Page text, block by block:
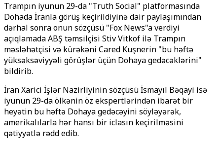
Trampın iyunun 29-da "Truth Social" platformasında
Dohada İranla görüş keçirildiyinə dair paylaşımından
dərhal sonra onun sözçüsü "Fox News"a verdiyi
açıqlamada ABŞ təmsilçisi Stiv Vitkof ilə Trampın
məsləhətçisi və kürəkəni Cared Kuşnerin "bu həftə
yüksəksəviyyəli görüşlər üçün Dohaya gedəcəklərini"
bildirib.
İran Xarici İşlər Nazirliyinin sözçüsü İsmayıl Bəqayi isə
iyunun 29-da ölkənin öz ekspertlərindən ibarət bir
heyətin bu həftə Dohaya gedəcəyini söyləyərək,
amerikalılarla hər hansı bir iclasın keçirilməsini
qətiyyətlə rədd edib.